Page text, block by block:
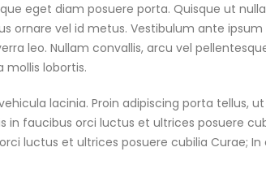
eget diam posuere porta. Quisque ut
ornare vel id metus. Vestibulum ante
leo. Nullam convallis, arcu vel
mollis lobortis.
lacinia. Proin adipiscing porta tellus,
faucibus orci luctus et ultrices posuere
luctus et ultrices posuere cubilia Curae; In